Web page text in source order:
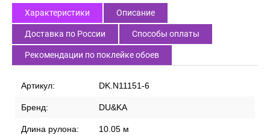
Характеристики Описание
Доставка по России Способы оплаты
Рекомендации по поклейке обоев
Артикул: DK.N11151-6
Бренд: DU&KA
Длина рулона: 10.05 м